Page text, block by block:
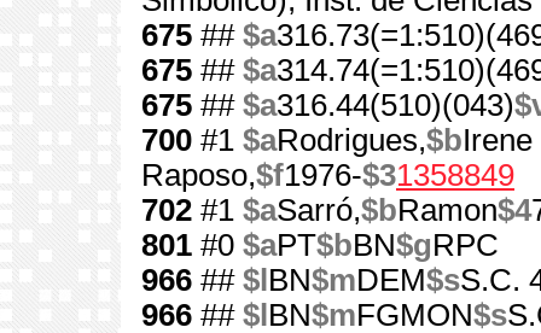
675 ## $a
675 ## $a
675 ## $a316.44(510)(043)
700 #1 $aRodrigues,$b
Raposo,$f1976-$31358849
702 #1 $aSarró,$bRamon$4
801 #0 $aPT$bBN$gRPC
966 ## $l BN$mDEM$sS.C.
966 ## $l BN$mFGMON$s